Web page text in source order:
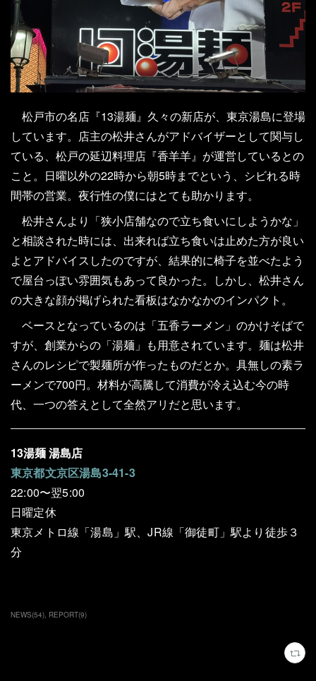
松戸市の名店『13湯麺』久々の新店が、東京湯島に登場
しています。店主の松井さんがアドバイザーとして関与し
ている、松戸の延辺料理店『香羊羊』が運営しているとの
こと。日曜以外の22時から朝5時までという、シビれる時
間帯の営業。夜行性の僕にはとても助かります。
松井さんより「狭小店舗なので立ち食いにしようかな」
と相談された時には、出来れば立ち食いは止めた方が良い
よとアドバイスしたのですが、結果的に椅子を並べたよう
で屋台っぽい雰囲気もあって良かった。しかし、松井さん
の大きな顔が掲げられた看板はなかなかのインパクト。
ベースとなっているのは「五香ラーメン」のかけそばで
すが、創業からの「湯麺」も用意されています。麺は松井
さんのレシピで製麺所が作ったものだとか。具無しの素ラ
ーメンで700円。材料が高騰して消費が冷え込む今の時
代、一つの答えとして全然アリだと思います。
13湯麺 湯島店
東京都文京区湯島3-41-3
22:00〜翌5:00
日曜定休
東京メトロ線「湯島」駅、JR線「御徒町」駅より徒歩３
分
NEWS(54) REPORT(9)